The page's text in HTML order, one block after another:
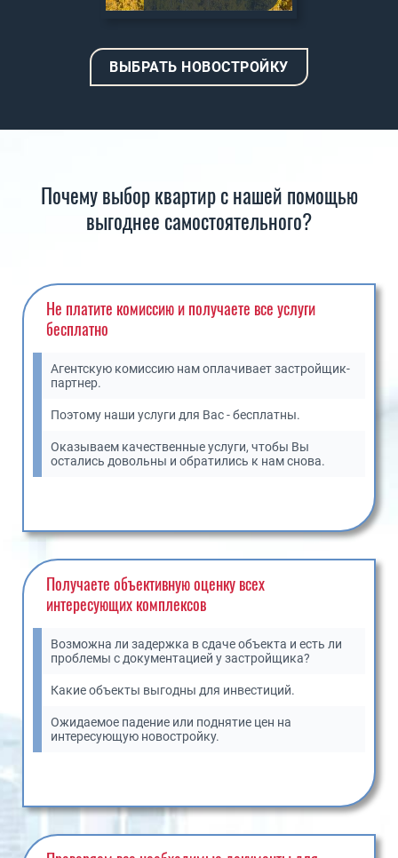
ВЫБРАТЬ НОВОСТРОЙКУ
Почему выбор квартир с нашей помощью
выгоднее самостоятельного?
Не платите комиссию и получаете все услуги
бесплатно
Агентскую комиссию нам оплачивает застройщик-
партнер.
Поэтому наши услуги для Вас - бесплатны.
Оказываем качественные услуги, чтобы Вы
остались довольны и обратились к нам снова.
Получаетеобъективную оценкувсех
интересующих комплексов
Возможна ли задержка в сдаче объекта и есть ли
проблемы с документацией у застройщика?
Какие объекты выгодны для инвестиций.
Ожидаемое падение или поднятие цен на
интересующую новостройку.